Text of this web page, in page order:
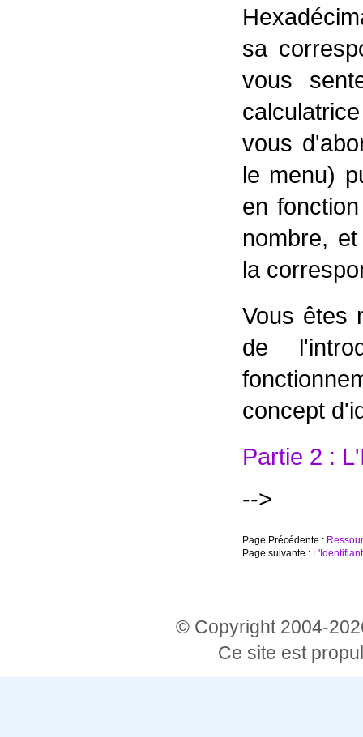
sa
vous
vous
le menu)
en
nombre,
la
Vous êtes
de
concept
Partie 2 :
-->
Page Précédente :
Page suivante : L'Identifiant
© Copyright 2004-
Ce site est